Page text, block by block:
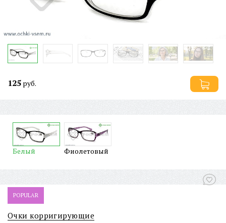
125 руб.
Белый Фиолетовый
POPULAR
Очки корригирующие